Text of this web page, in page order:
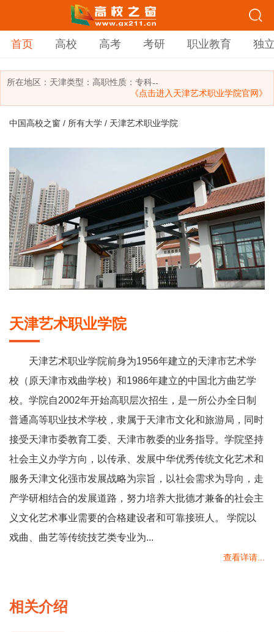
首页 高校 高考 考研 职业教育 独
所在地区： 天津类型： 高职性质：专科--
《点击进入天津艺术职业学院官网》
中国高校之窗 / 所有大学 / 天津艺术职业学院
天津艺术职业学院
天津艺术职业学院前身为1956年建立的天津市艺术学
校（原天津市戏曲学校）和1986年建立的中国北方曲艺学
校。学院自2002年开始高职层次招生，是一所公办全日制
普通高等职业技术学校，隶属于天津市文化和旅游局，同时
接受天津市委教育工委、天津市教委的业务指导。学院坚持
社会主义办学方向，以传承、发展中华优秀传统文化艺术和
服务天津文化强市发展战略为宗旨，以社会需求为导向，走
产学研相结合的发展道路，努力培养大批德才兼备的社会主
义文化艺术事业需要的合格建设者和可靠接班人。 学院以
戏曲、曲艺等传统技艺类专业为...
查看详请...
相关介绍